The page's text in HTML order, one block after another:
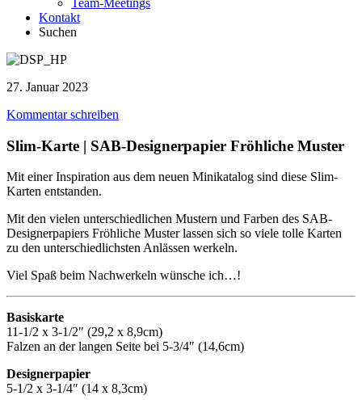
Team-Meetings
Kontakt
Suchen
27. Januar 2023
Kommentar schreiben
Slim-Karte | SAB-Designerpapier Fröhliche Muster
Mit einer Inspiration aus dem neuen Minikatalog sind diese Slim-
Karten entstanden.
Mit den vielen unterschiedlichen Mustern und Farben des SAB-
Designerpapiers Fröhliche Muster lassen sich so viele tolle Karten
zu den unterschiedlichsten Anlässen werkeln.
Viel Spaß beim Nachwerkeln wünsche ich…!
Basiskarte
11-1/2 x 3-1/2″ (29,2 x 8,9cm)
Falzen an der langen Seite bei 5-3/4″ (14,6cm)
Designerpapier
5-1/2 x 3-1/4″ (14 x 8,3cm)